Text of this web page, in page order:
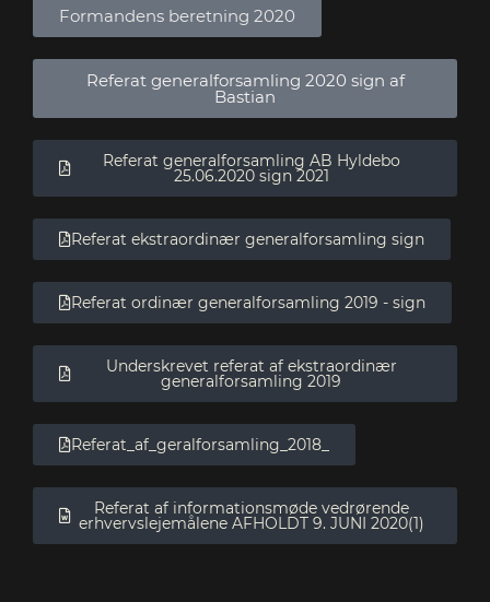
Formandens beretning 2020
Referat generalforsamling 2020 sign af
Bastian
Referat generalforsamling AB Hyldebo
25.06.2020 sign 2021
Referat ekstraordinær generalforsamling sign
Referat ordinær generalforsamling 2019 - sign
Underskrevet referat af ekstraordinær
generalforsamling 2019
Referat_af_geralforsamling_2018_
Referat af informationsmøde vedrørende
erhvervslejemålene AFHOLDT 9. JUNI 2020(1)